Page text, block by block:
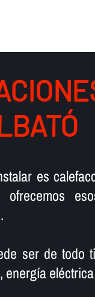
es
ofrecemos
ser de todo
energí­a